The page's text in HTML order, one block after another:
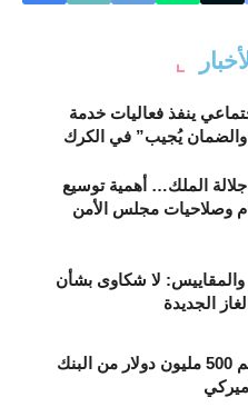
ينفذ فعاليات خدمة
يُجيب” في الكرك
الملك… أهمية توسيع
وصلاحيات مجلس الأمن
والمقاييس: لا شكاوى بشأن
الجديدة
العراق يستلم 500 مليون دولار من البنك